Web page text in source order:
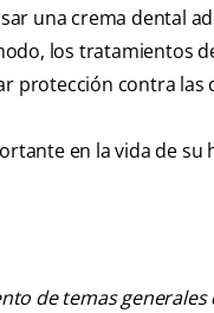
una crema dental
los tratamientos
protección contra las
en la vida de su
de temas